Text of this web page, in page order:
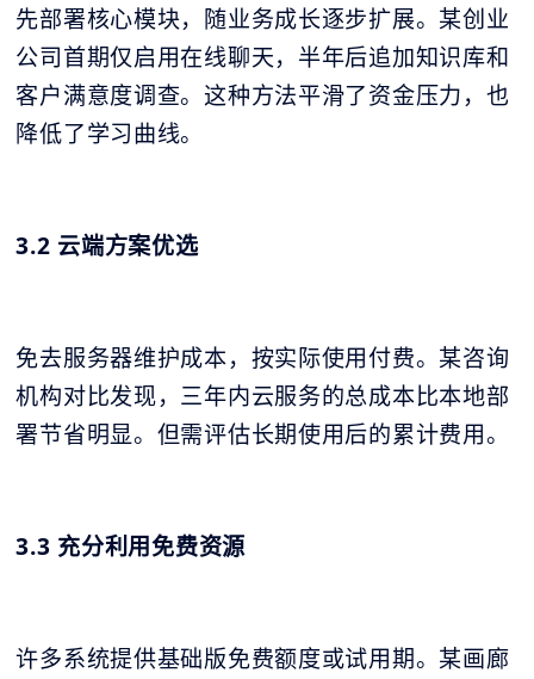
先部署核心模块，随业务成长逐步扩展。某创业
公司首期仅启用在线聊天，半年后追加知识库和
客户满意度调查。这种方法平滑了资金压力，也
降低了学习曲线。
3.2 云端方案优选
免去服务器维护成本，按实际使用付费。某咨询
机构对比发现，三年内云服务的总成本比本地部
署节省明显。但需评估长期使用后的累计费用。
3.3 充分利用免费资源
许多系统提供基础版免费额度或试用期。某画廊